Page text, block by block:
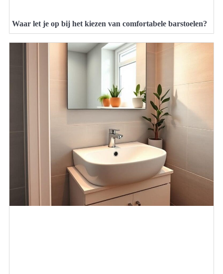
Waar let je op bij het kiezen van comfortabele barstoelen?